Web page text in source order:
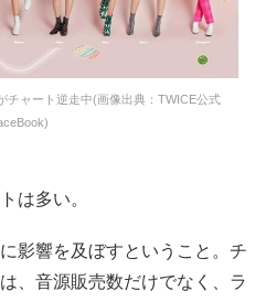
チャート逆走中(画像出典：TWICE公式
は多い。
影響を及ぼすということ。チ
、音源販売数だけでなく、ラ